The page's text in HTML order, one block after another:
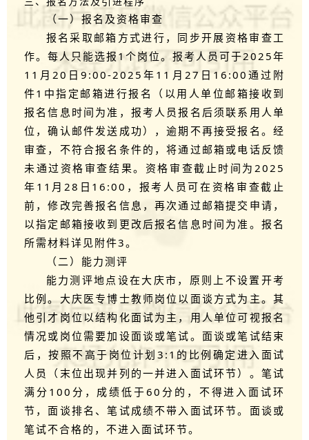
（一）报名及资格审查
报名采取邮箱方式进行，同步开展资格审查工
作。每人只能选报1个岗位。报考人员可于2025年
11月20日9:00-2025年11月27日16:00通过附
件1中指定邮箱进行报名（以用人单位邮箱接收到
报名信息时间为准，报考人员报名后须联系用人单
位，确认邮件发送成功），逾期不再接受报名。经
审查，不符合报名条件的，将通过邮箱或电话反馈
未通过资格审查结果。资格审查截止时间为2025
年11月28日16:00，报考人员可在资格审查截止
前，修改完善报名信息，再次通过邮箱提交申请，
以指定邮箱接收到更改后报名信息时间为准。报名
所需材料详见附件3。
（二）能力测评
能力测评地点设在大庆市，原则上不设置开考
比例。大庆医专博士教师岗位以面谈方式为主。其
他引才岗位以结构化面试为主，用人单位可视报名
情况或岗位需要加设面谈或笔试。面谈或笔试结束
后，按照不高于岗位计划3:1的比例确定进入面试
人员（末位出现并列的一并进入面试环节）。笔试
满分100分，成绩低于60分的，不得进入面试环
节，面谈排名、笔试成绩不带入面试环节。面谈或
笔试不合格的，不进入面试环节。